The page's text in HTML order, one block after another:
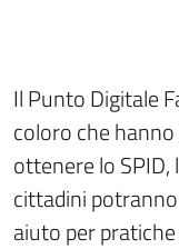
Il Punto Digitale
coloro che
ottenere lo SPID,
cittadini
aiuto per